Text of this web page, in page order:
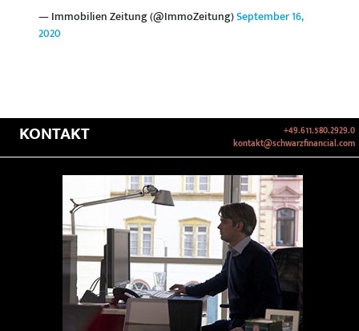
— Immobilien Zeitung (@ImmoZeitung)September 16,
2020
KONTAKT
+49.611.580.2929.0
kontakt@schwarzfinancial.com